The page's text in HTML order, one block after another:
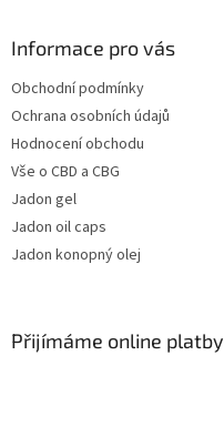
Informace pro vás
Obchodní podmínky
Ochrana osobních údajů
Hodnocení obchodu
Vše o CBD a CBG
Jadon gel
Jadon oil caps
Jadon konopný olej
Přijímáme online platby